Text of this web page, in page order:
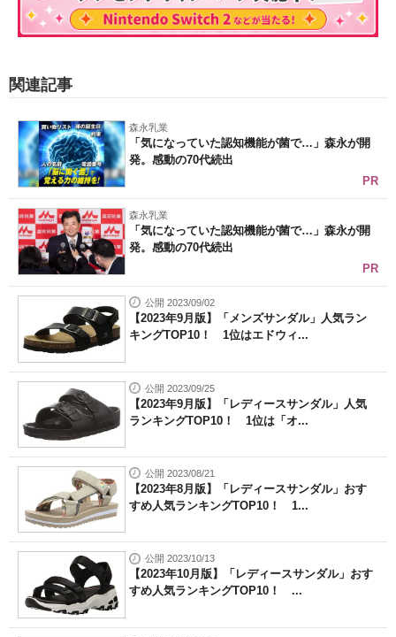
関連記事
森永乳業
「気になっていた認知機能が菌で…」森永が開
発。感動の70代続出
PR
森永乳業
「気になっていた認知機能が菌で…」森永が開
発。感動の70代続出
PR
公開 2023/09/02
【2023年9月版】「メンズサンダル」人気ラン
キングTOP10！ 1位はエドウィ...
公開 2023/09/25
【2023年9月版】「レディースサンダル」人気
ランキングTOP10！ 1位は「オ...
公開 2023/08/21
【2023年8月版】「レディースサンダル」おす
すめ人気ランキングTOP10！ 1...
公開 2023/10/13
【2023年10月版】「レディースサンダル」おす
すめ人気ランキングTOP10！ ...